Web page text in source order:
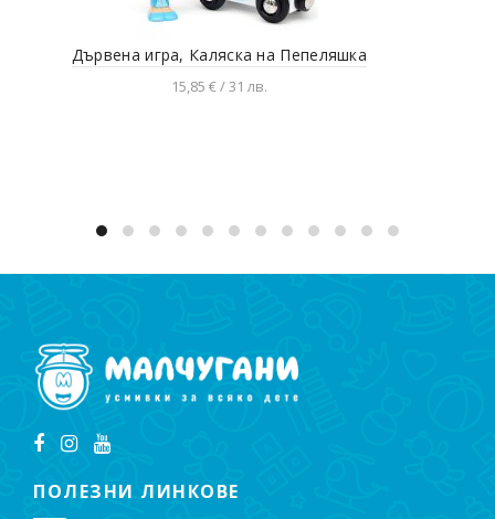
Дървена игра, Каляска на Пепеляшка
15,85 € / 31 лв.
ПОЛЕЗНИ ЛИНКОВЕ